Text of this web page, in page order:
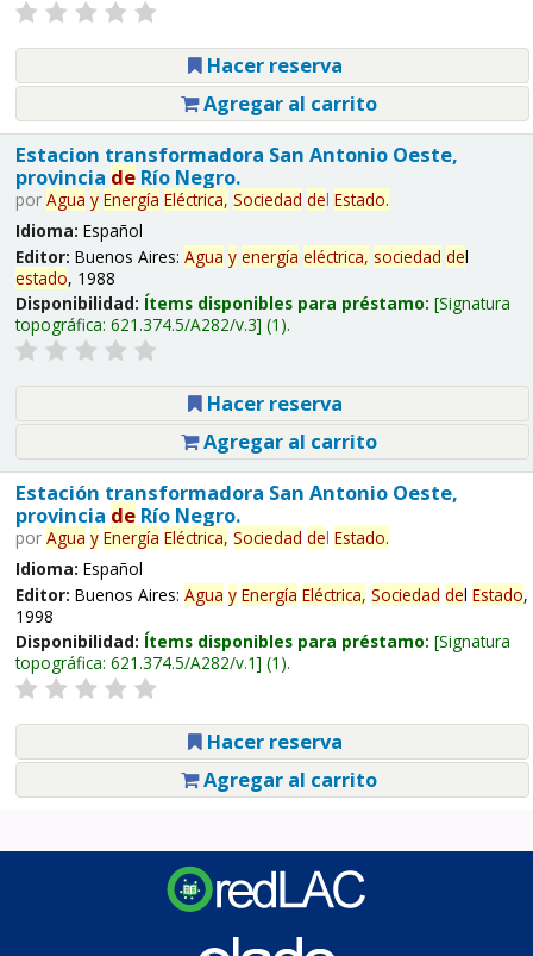
Hacer reserva
Agregar al carrito
Estacion transformadora San Antonio Oeste,
provincia deRío Negro.
por Agua y Energía Eléctrica, Sociedad del Estado.
Idioma: Español
Editor: Buenos Aires: Agua y energía eléctrica, sociedad del
estado, 1988
Disponibilidad: Ítems disponibles para préstamo: Signatura
topográfica: 621.374.5/A282/v.3 (1).
Hacer reserva
Agregar al carrito
Estación transformadora San Antonio Oeste,
provincia deRío Negro.
por Agua y Energía Eléctrica, Sociedad del Estado.
Idioma: Español
Editor: Buenos Aires: Agua y Energía Eléctrica, Sociedad del Estado,
1998
Disponibilidad: Ítems disponibles para préstamo: Signatura
topográfica: 621.374.5/A282/v.1 (1).
Hacer reserva
Agregar al carrito